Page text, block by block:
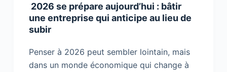
2026 se prépare aujourd’hui : bâtir
une entreprise qui anticipe au lieu de
subir
Penser à 2026 peut sembler lointain, mais
dans un monde économique qui change à